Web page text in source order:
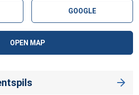
GOOGLE
OPEN MAP